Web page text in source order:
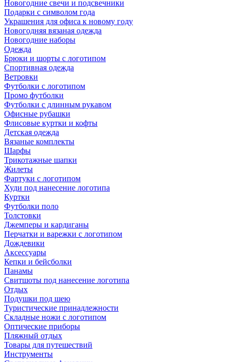
Новогодние свечи и подсвечники
Подарки с символом года
Украшения для офиса к новому году
Новогодняя вязаная одежда
Новогодние наборы
Одежда
Брюки и шорты с логотипом
Спортивная одежда
Ветровки
Футболки с логотипом
Промо футболки
Футболки с длинным рукавом
Офисные рубашки
Флисовые куртки и кофты
Детская одежда
Вязаные комплекты
Шарфы
Трикотажные шапки
Жилеты
Фартуки с логотипом
Худи под нанесение логотипа
Куртки
Футболки поло
Толстовки
Джемперы и кардиганы
Перчатки и варежки с логотипом
Дождевики
Аксессуары
Кепки и бейсболки
Панамы
Свитшоты под нанесение логотипа
Отдых
Подушки под шею
Туристические принадлежности
Складные ножи с логотипом
Оптические приборы
Пляжный отдых
Товары для путешествий
Инструменты